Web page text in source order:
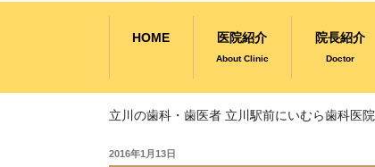
HOME 医院紹介
About Clinic
院長紹介
Doctor
立川の歯科・歯医者 立川駅前にいむら歯科医院
投
2016年1月13日